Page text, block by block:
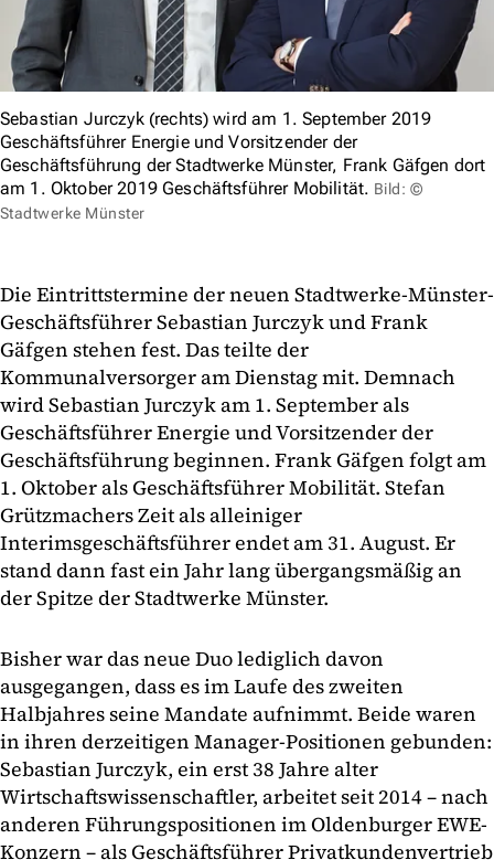
Sebastian Jurczyk (rechts) wird am 1. September 2019
Geschäftsführer Energie und Vorsitzender der
Geschäftsführung der Stadtwerke Münster, Frank Gäfgen dort
am 1. Oktober 2019 Geschäftsführer Mobilität. Bild: ©
Stadtwerke Münster
Die Eintrittstermine der neuen Stadtwerke-Münster-
Geschäftsführer Sebastian Jurczyk und Frank
Gäfgen stehen fest. Das teilte der
Kommunalversorger am Dienstag mit. Demnach
wird Sebastian Jurczyk am 1. September als
Geschäftsführer Energie und Vorsitzender der
Geschäftsführung beginnen. Frank Gäfgen folgt am
1. Oktober als Geschäftsführer Mobilität. Stefan
Grützmachers Zeit als alleiniger
Interimsgeschäftsführer endet am 31. August. Er
stand dann fast ein Jahr lang übergangsmäßig an
der Spitze der Stadtwerke Münster.
Bisher war das neue Duo lediglich davon
ausgegangen, dass es im Laufe des zweiten
Halbjahres seine Mandate aufnimmt. Beide waren
in ihren derzeitigen Manager-Positionen gebunden:
Sebastian Jurczyk, ein erst 38 Jahre alter
Wirtschaftswissenschaftler, arbeitet seit 2014 – nach
anderen Führungspositionen im Oldenburger EWE-
Konzern – als Geschäftsführer Privatkundenvertrieb